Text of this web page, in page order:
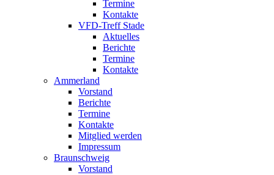
Termine
Kontakte
VFD-Treff Stade
Aktuelles
Berichte
Termine
Kontakte
Ammerland
Vorstand
Berichte
Termine
Kontakte
Mitglied werden
Impressum
Braunschweig
Vorstand